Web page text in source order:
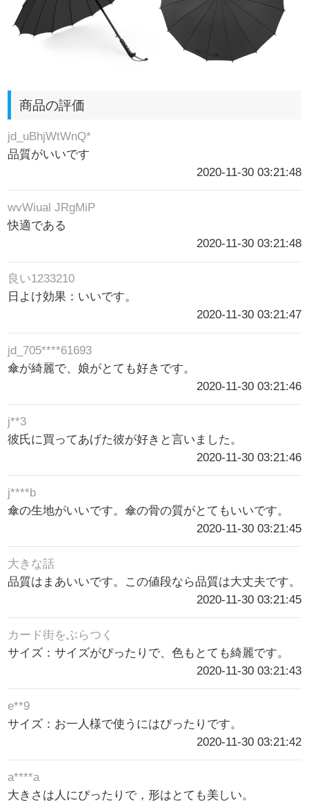
商品の評価
jd_uBhjWtWnQ*
品質がいいです
2020-11-30 03:21:48
wvWiual JRgMiP
快適である
2020-11-30 03:21:48
良い1233210
日よけ効果：いいです。
2020-11-30 03:21:47
jd_705****61693
傘が綺麗で、娘がとても好きです。
2020-11-30 03:21:46
j**3
彼氏に買ってあげた彼が好きと言いました。
2020-11-30 03:21:46
j****b
傘の生地がいいです。傘の骨の質がとてもいいです。
2020-11-30 03:21:45
大きな話
品質はまあいいです。この値段なら品質は大丈夫です。
2020-11-30 03:21:45
カード街をぶらつく
サイズ：サイズがぴったりで、色もとても綺麗です。
2020-11-30 03:21:43
e**9
サイズ：お一人様で使うにはぴったりです。
2020-11-30 03:21:42
a****a
大きさは人にぴったりで，形はとても美しい。